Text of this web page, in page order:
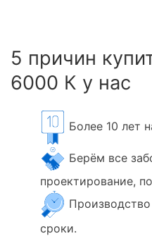
5 причин
6000 К у нас
Более 10 лет
Берём все
проектирование,
сроки.